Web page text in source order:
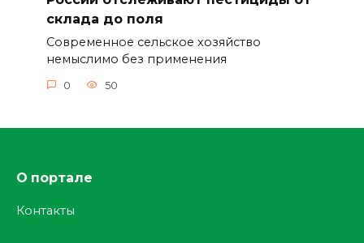
склада до поля
Современное сельское хозяйство
немыслимо без применения
0 50
О портале
Контакты